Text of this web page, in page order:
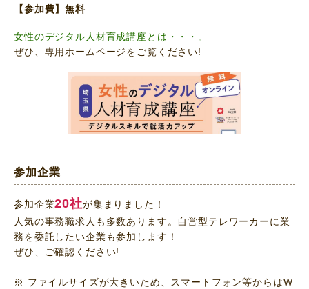
【参加費】無料
女性のデジタル人材育成講座とは・・・。
ぜひ、専用ホームページをご覧ください!
参加企業
参加企業20社が集まりました！
人気の事務職求人も多数あります。自営型テレワーカーに業
務を委託したい企業も参加します！
ぜひ、ご確認ください!
※ ファイルサイズが大きいため、スマートフォン等からはW